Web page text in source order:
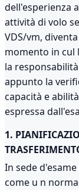
dell'esperienza
attività di volo
VDS/vm,
momento in cul
la
appunto la
capacità e
espressa
1.
In sede
come u n